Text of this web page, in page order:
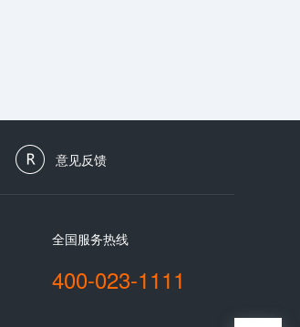
意见反馈
全国服务热线
400-023-1111